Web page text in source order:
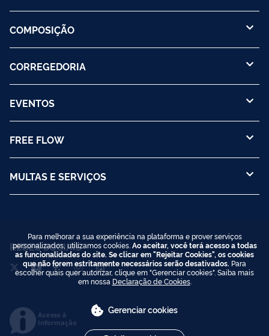
COMPOSIÇÃO
CORREGEDORIA
EVENTOS
FREE FLOW
MULTAS E SERVIÇOS
REDES SOCIAIS
Acesso à
Informação
Para melhorar a sua experiência na plataforma e prover serviços
personalizados, utilizamos cookies. Ao aceitar, você terá acesso a todas
as funcionalidades do site. Se clicar em "Rejeitar Cookies", os cookies
que não forem estritamente necessários serão desativados. Para
escolher quais quer autorizar, clique em "Gerenciar cookies". Saiba mais
em nossa Declaração de Cookies.
Gerenciar cookies